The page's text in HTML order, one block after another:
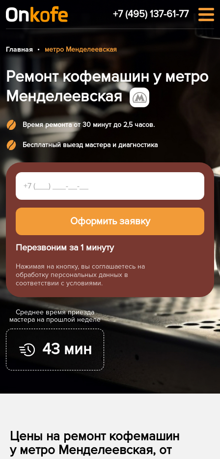
+7 (495) 137-61-77
Главная метро Менделеевская
Ремонт кофемашин у метро
Менделеевская
Время ремонта от 30 минут до 2,5 часов.
Бесплатный выезд мастера и диагностика
Перезвоним за 1 минуту
Нажимая на кнопку, вы соглашаетесь на
обработку персональных данных в
соответствии с условиями.
Cреднее время приезда
мастера на прошлой неделе
43 мин
Цены на ремонт кофемашин
у метро Менделеевская, от